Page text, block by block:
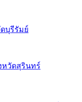
บุรีรัมย์
หวัดสุรินทร์